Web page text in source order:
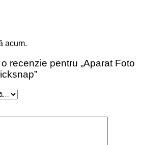
acum.
recenzie pentru „Aparat Foto